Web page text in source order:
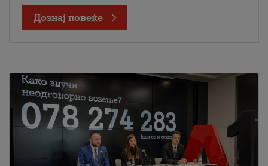
Дознај повеќе